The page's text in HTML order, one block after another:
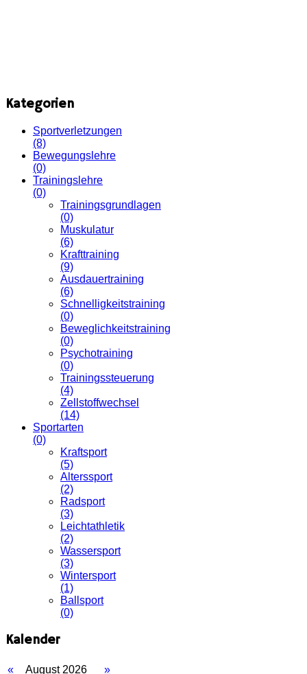
Kategorien
Sportverletzungen
(8)
Bewegungslehre
(0)
Trainingslehre
(0)
Trainingsgrundlagen
(0)
Muskulatur
(6)
Krafttraining
(9)
Ausdauertraining
(6)
Schnelligkeitstraining
(0)
Beweglichkeitstraining
(0)
Psychotraining
(0)
Trainingssteuerung
(4)
Zellstoffwechsel
(14)
Sportarten
(0)
Kraftsport
(5)
Alterssport
(2)
Radsport
(3)
Leichtathletik
(2)
Wassersport
(3)
Wintersport
(1)
Ballsport
(0)
Kalender
« August 2026
»